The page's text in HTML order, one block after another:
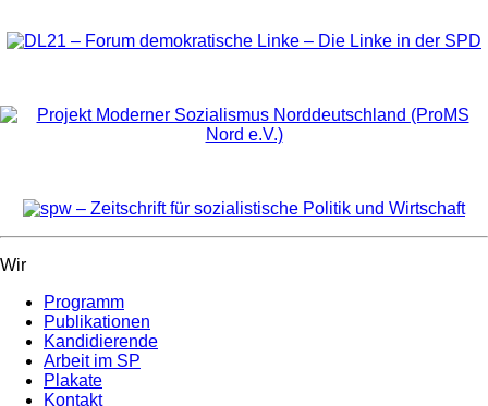
Wir
Programm
Publikationen
Kandidierende
Arbeit im SP
Plakate
Kontakt